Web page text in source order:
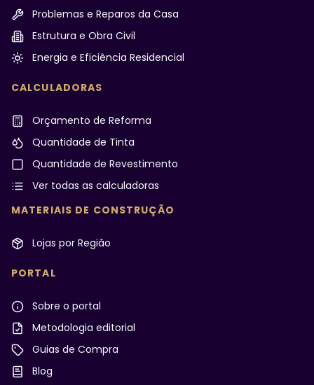
Problemas e Reparos da Casa
Estrutura e Obra Civil
Energia e Eficiência Residencial
CALCULADORAS
Orçamento de Reforma
Quantidade de Tinta
Quantidade de Revestimento
Ver todas as calculadoras
MATERIAIS DE CONSTRUÇÃO
Lojas por Região
PORTAL
Sobre o portal
Metodologia editorial
Guias de Compra
Blog